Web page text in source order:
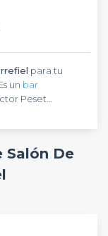
para tu
un bar
Peset
puedes
Marxalenes,
con un
cuenta con
disfrutar al
con amigos o
una amplia
de café para
espacio
Con
de empresa y
Salón De